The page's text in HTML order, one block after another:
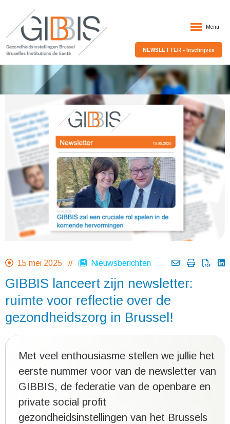
Menu
NEWSLETTER - Inschrijven
15 mei 2025 // Nieuwsberichten
GIBBIS lanceert zijn newsletter:
ruimte voor reflectie over de
gezondheidszorg in Brussel!
Met veel enthousiasme stellen we jullie het
eerste nummer voor van de newsletter van
GIBBIS, de federatie van de openbare en
private social profit
gezondheidsinstellingen van het Brussels